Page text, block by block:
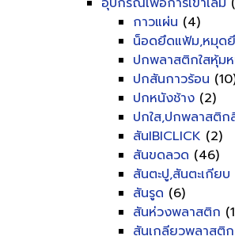
กาวแผ่น (4)
น็อดยึดแฟ้ม,หมุด
ปกพลาสติกใสหุ้ม
ปกสันกาวร้อน
ปกหนังช้าง (2)
ปกใส,ปกพลาสติก
สันIBICLICK (2)
สันขดลวด (46)
สันตะปู,สันตะเกียบ
สันรูด (6)
สันห่วงพลาสติก
สันเกลียวพลาสติก